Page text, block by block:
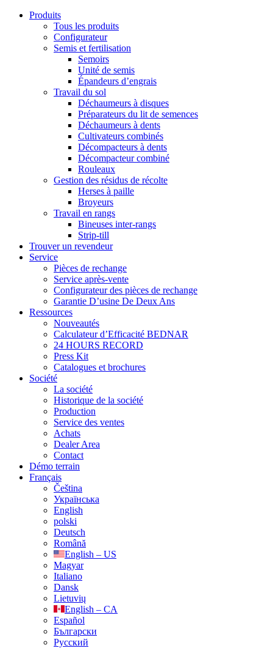
Produits
Tous les produits
Configurateur
Semis et fertilisation
Semoirs
Unité de semis
Épandeurs d’engrais
Travail du sol
Déchaumeurs à disques
Préparateurs du lit de semences
Déchaumeurs à dents
Cultivateurs combinés
Décompacteurs à dents
Décompacteur combiné
Rouleaux
Gestion des résidus de récolte
Herses à paille
Broyeurs
Travail en rangs
Bineuses inter-rangs
Strip-till
Trouver un revendeur
Service
Pièces de rechange
Service après-vente
Configurateur des pièces de rechange
Garantie D’usine De Deux Ans
Ressources
Nouveautés
Calculateur d’Efficacité BEDNAR
24 HOURS RECORD
Press Kit
Catalogues et brochures
Société
La société
Historique de la société
Production
Service des ventes
Achats
Dealer Area
Contact
Démo terrain
Français
Čeština
Українська
English
polski
Deutsch
Română
English – US
Magyar
Italiano
Dansk
Lietuvių
English – CA
Español
Български
Русский